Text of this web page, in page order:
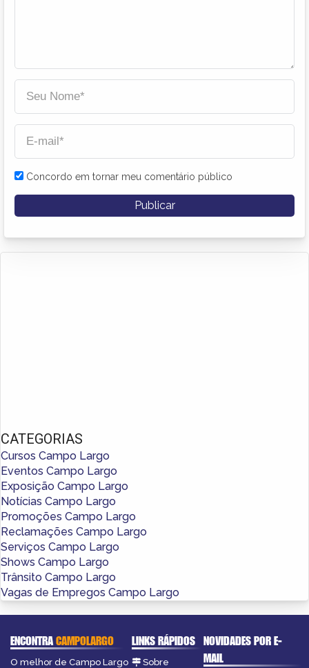
Concordo em tornar meu comentário público
CATEGORIAS
Cursos Campo Largo
Eventos Campo Largo
Exposição Campo Largo
Notícias Campo Largo
Promoções Campo Largo
Reclamações Campo Largo
Serviços Campo Largo
Shows Campo Largo
Trânsito Campo Largo
Vagas de Empregos Campo Largo
ENCONTRACAMPOLARGO
O melhor de Campo Largo
LINKS RÁPIDOS
Sobre
NOVIDADES POR E-
MAIL